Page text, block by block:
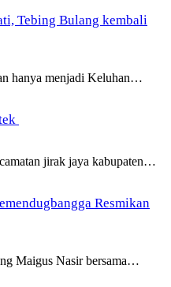
Tebing Bulang kembali
hanya menjadi Keluhan…
jirak jaya kabupaten…
Resmikan
Maigus Nasir bersama…